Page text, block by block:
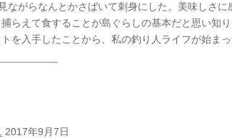
ながらなんとかさばいて刺身にした。美味しさに
らえて食することが島ぐらしの基本だと思い知り
を入手したことから、私の釣り人ライフが始まっ
2017年9月7日